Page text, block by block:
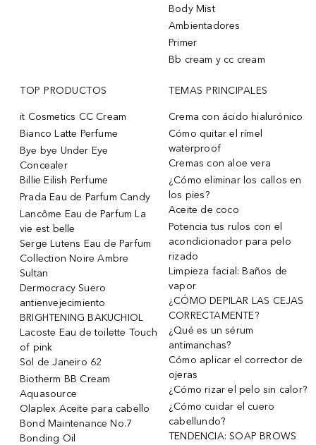
Body Mist
Ambientadores
Primer
Bb cream y cc cream
TOP PRODUCTOS
it Cosmetics CC Cream
Bianco Latte Perfume
Bye bye Under Eye
Concealer
Billie Eilish Perfume
Prada Eau de Parfum Candy
Lancôme Eau de Parfum La
vie est belle
Serge Lutens Eau de Parfum
Collection Noire Ambre
Sultan
Dermocracy Suero
antienvejecimiento
BRIGHTENING BAKUCHIOL
Lacoste Eau de toilette Touch
of pink
Sol de Janeiro 62
Biotherm BB Cream
Aquasource
Olaplex Aceite para cabello
Bond Maintenance No.7
Bonding Oil
TEMAS PRINCIPALES
Crema con ácido hialurónico
Cómo quitar el rímel
waterproof
Cremas con aloe vera
¿Cómo eliminar los callos en
los pies?
Aceite de coco
Potencia tus rulos con el
acondicionador para pelo
rizado
Limpieza facial: Baños de
vapor
¿CÓMO DEPILAR LAS CEJAS
CORRECTAMENTE?
¿Qué es un sérum
antimanchas?
Cómo aplicar el corrector de
ojeras
¿Cómo rizar el pelo sin calor?
¿Cómo cuidar el cuero
cabellundo?
TENDENCIA: SOAP BROWS